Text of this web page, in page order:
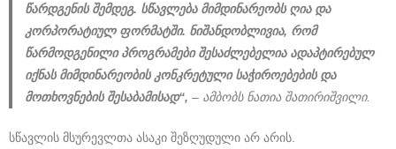
წარდგენის შემდეგ. სწავლება მიმდინარეობს ღია და
კორპორატიულ ფორმატში. ნიშანდობლივია, რომ
წარმოდგენილი პროგრამები შესაძლებელია ადაპტირებულ
იქნას მიმდინარეობის კონკრეტული საჭიროებების და
მოთხოვნების შესაბამისად“, – ამბობს ნათია შათირიშვილი.
სწავლის მსურევლთა ასაკი შეზღუდული არ არის.